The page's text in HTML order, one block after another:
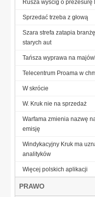
Rusza wyścig o prezesurę
Sprzedać trzeba z głową
Szara strefa zatapia
starych aut
Tańsza wyprawa na
Telecentrum Proama w
W skrócie
W. Kruk nie na sprzedaż
Warfama zmienia nazwę
emisję
Windykacyjny Kruk ma
analityków
Więcej polskich aplikacji
PRAWO